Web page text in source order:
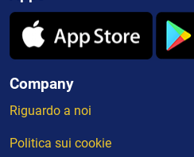
Company
Riguardo a noi
Politica sui cookie